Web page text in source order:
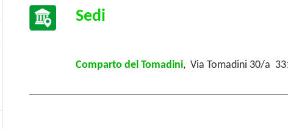
Sedi
Comparto del Tomadini, Via Tomadini 30/a